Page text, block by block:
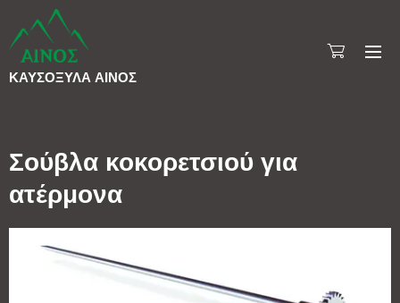
ΚΑΥΣΟΞΥΛΑ ΑΙΝΟΣ
Σούβλα κοκορετσιού για
ατέρμονα